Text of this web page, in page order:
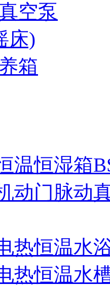
空泵
床)
箱
温恒湿箱
动门脉动
热恒温水
热恒温水